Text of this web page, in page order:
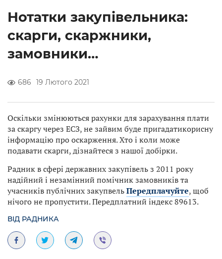
Нотатки закупівельника:
скарги, скаржники,
замовники…
686 19 Лютого 2021
Оскільки змінюються рахунки для зарахування плати
за скаргу через ЕСЗ, не зайвим буде пригадатикорисну
інформацію про оскарження. Хто і коли може
подавати скарги, дізнайтеся з нашої добірки.
Радник в сфері державних закупівель з 2011 року
надійний і незамінний помічник замовників та
учасників публічних закупвельПередплачуйте, щоб
нічого не пропустити. Передплатний індекс 89613.
ВІД РАДНИКА